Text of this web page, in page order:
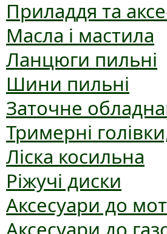
Приладдя та
Масла і мастила
Ланцюги пильні
Шини пильні
Заточне
Тримерні
Ліска косильна
Ріжучі диски
Аксесуари до